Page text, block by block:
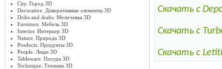
City. Город 3D
Decorative. Декоративные элементы 3D
Dribs and drabs. Мелочевка 3D
Furniture. Мебель 3D
Interior. Интерьер 3D
Nature. Природа 3D
Products. Продукты 3D
People. Люди 3D
Tableware. Посуда 3D
Technique. Техника 3D
Скачать с
Скачать с
Скачать с